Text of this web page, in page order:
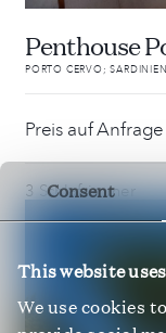
Consent
This website
We use cookies
Penthouse
PORTO CERVO;
Preis auf Anfrage
3 Schlafzimmer